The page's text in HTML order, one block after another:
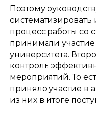
Поэтому
систематизировать
процесс работы со
принимали участие
университета.
контроль
мероприятий. То
приняло участие в
из них в итоге